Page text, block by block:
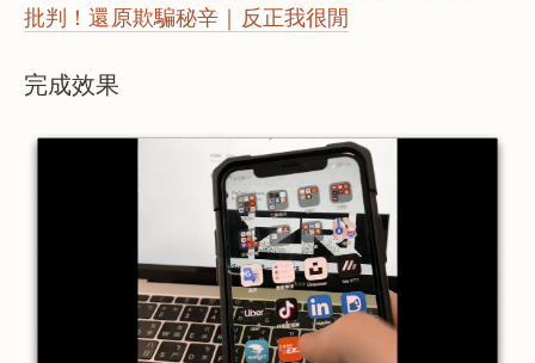
批判！還原欺騙秘辛｜反正我很閒
完成效果